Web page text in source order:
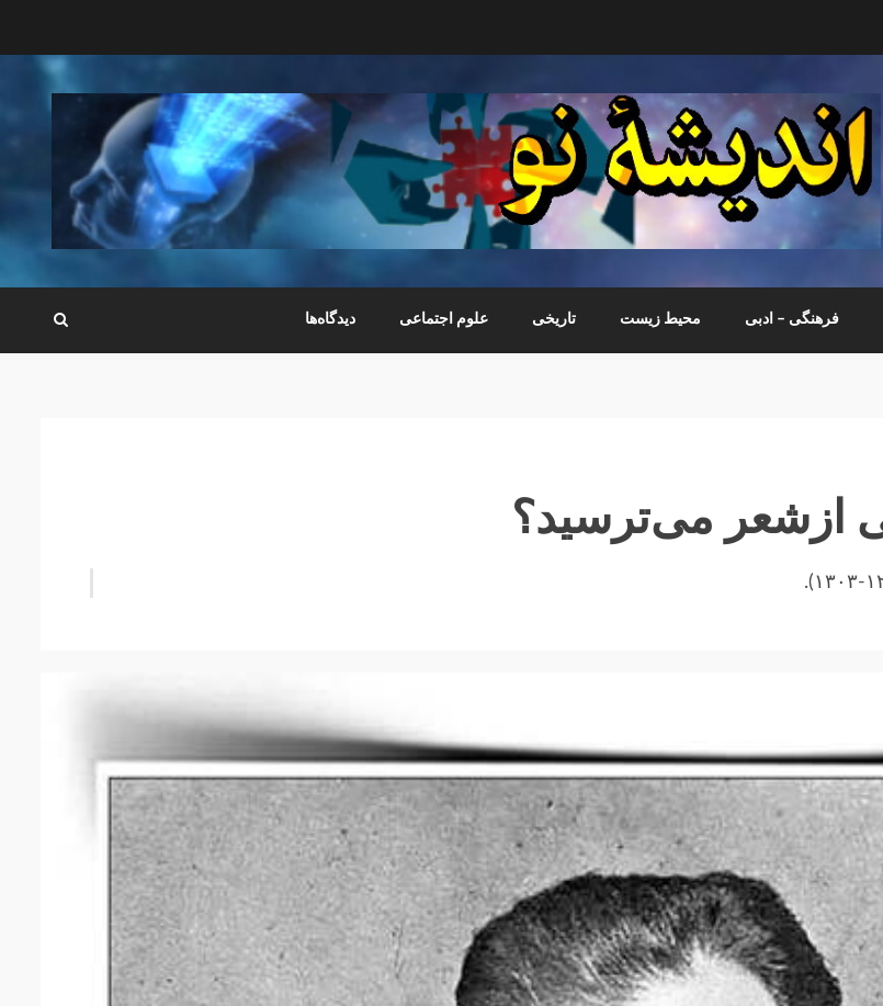
فرهنگی – ادبی محیط زیست تاریخی علوم اجتماعی دیدگاه‌ها